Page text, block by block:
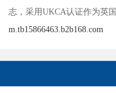
志，采用UKCA认证作为英
m.tb15866463.b2b168.com